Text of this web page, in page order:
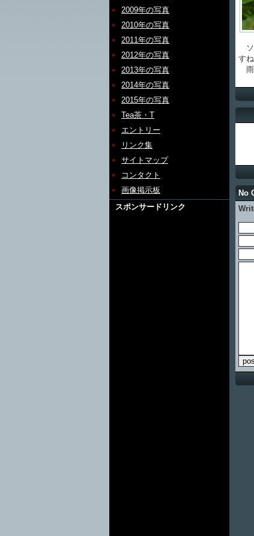
2009年の写真
2010年の写真
2011年の写真
2012年の写真
2013年の写真
2014年の写真
2015年の写真
Tea茶・T
エントリー
リンク集
サイトマップ
コンタクト
画像掲示板
スポンサードリンク
ソ
すね
雨
No